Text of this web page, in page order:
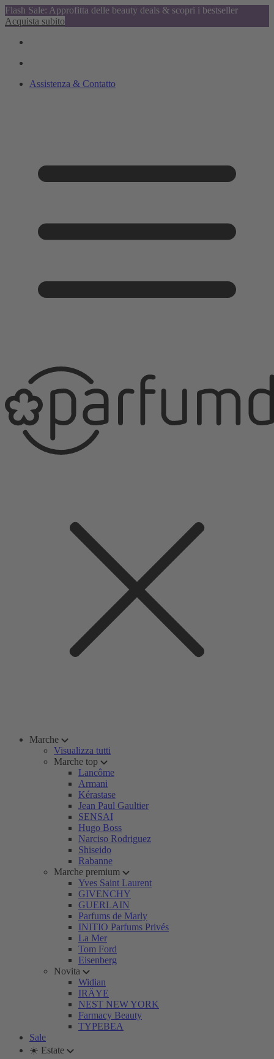
Flash Sale: Approfitta delle beauty deals & scopri i bestseller
Acquista subito
Assistenza & Contatto
Marche
Visualizza tutti
Marche top
Lancôme
Armani
Kérastase
Jean Paul Gaultier
SENSAI
Hugo Boss
Narciso Rodriguez
Shiseido
Rabanne
Marche premium
Yves Saint Laurent
GIVENCHY
GUERLAIN
Parfums de Marly
INITIO Parfums Privés
La Mer
Tom Ford
Eisenberg
Novita
Widian
IRÄYE
NEST NEW YORK
Farmacy Beauty
TYPEBEA
Sale
☀️ Estate